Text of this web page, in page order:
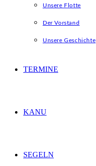
Unsere Flotte
Der Vorstand
Unsere Geschichte
TERMINE
KANU
SEGELN